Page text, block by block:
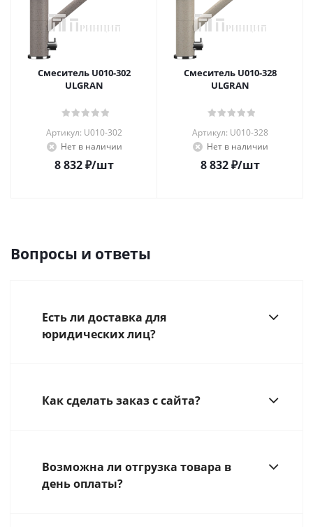
Смеситель U010-302
ULGRAN
Артикул: U010-302
Нет в наличии
8 832₽/шт
Смеситель U010-328
ULGRAN
Артикул: U010-328
Нет в наличии
8 832₽/шт
Вопросы и ответы
Есть ли доставка для
юридических лиц?
Как сделать заказ с сайта?
Возможна ли отгрузка товара в
день оплаты?